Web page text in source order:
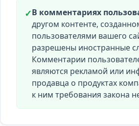
✓В комментариях
другом контенте,
пользователями вашего
разрешены иностранные
Комментарии
являются рекламой или
продавца о продуктах
к ним требования закона